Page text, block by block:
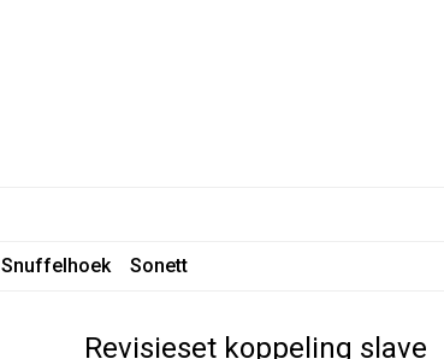
Snuffelhoek Sonett
Revisieset koppeling slave